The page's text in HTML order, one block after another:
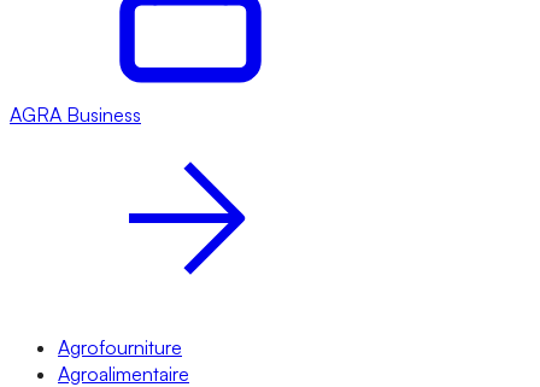
AGRA Business
Agrofourniture
Agroalimentaire